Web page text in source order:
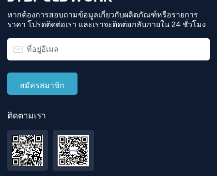
หากต้องการสอบถามข้อมูลเกี่ยวกับผลิตภัณฑ์หรือรายการ
ราคา โปรดติดต่อเรา และเราจะติดต่อกลับภายใน 24 ชั่วโมง
ติดตามเรา